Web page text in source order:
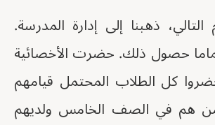
ذهبنا إلى إدارة المدرسة.
حصول ذلك. حضرت الأخصائية
كل الطلاب المحتمل قيامهم
من هم في الصف الخامس ولديهم